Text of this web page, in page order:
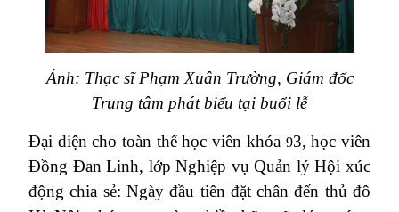
Ảnh: Thạc sĩ Phạm Xuân Trường, Giám đốc
Trung tâm phát biểu tại buổi lễ
Đại diện cho toàn thể học viên khóa 93, học viên
Đồng Đan Linh, lớp Nghiệp vụ Quản lý Hội xúc
động chia sẻ: Ngày đầu tiên đặt chân đến thủ đô